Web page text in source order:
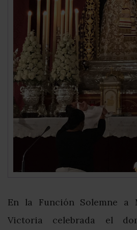
En la Función Solemne a
Victoria celebrada el